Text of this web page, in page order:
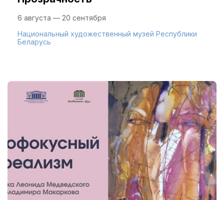
6 августа — 20 сентября
Национальный художественный музей Республики
Беларусь